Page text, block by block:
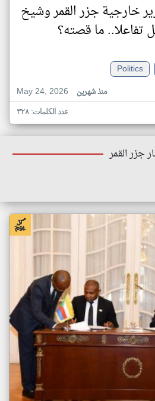
خارجية جزر القمر وشيخ
تفاعلا.. ما قصته؟
Politics
May 24, 2026
منذ شهرين
عدد الكلمات: ٣٢٨
جزر القمر